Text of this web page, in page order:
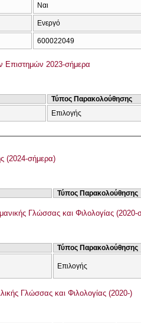
Ναι
Ενεργό
600022049
Επιστημών 2023-σήμερα
Τύπος Παρακολούθησης
Επιλογής
(2024-σήμερα)
Τύπος Παρακολούθησης
Γλώσσας και Φιλολογίας (2020-
Τύπος Παρακολούθησης
Επιλογής
Γλώσσας και Φιλολογίας (2020-)